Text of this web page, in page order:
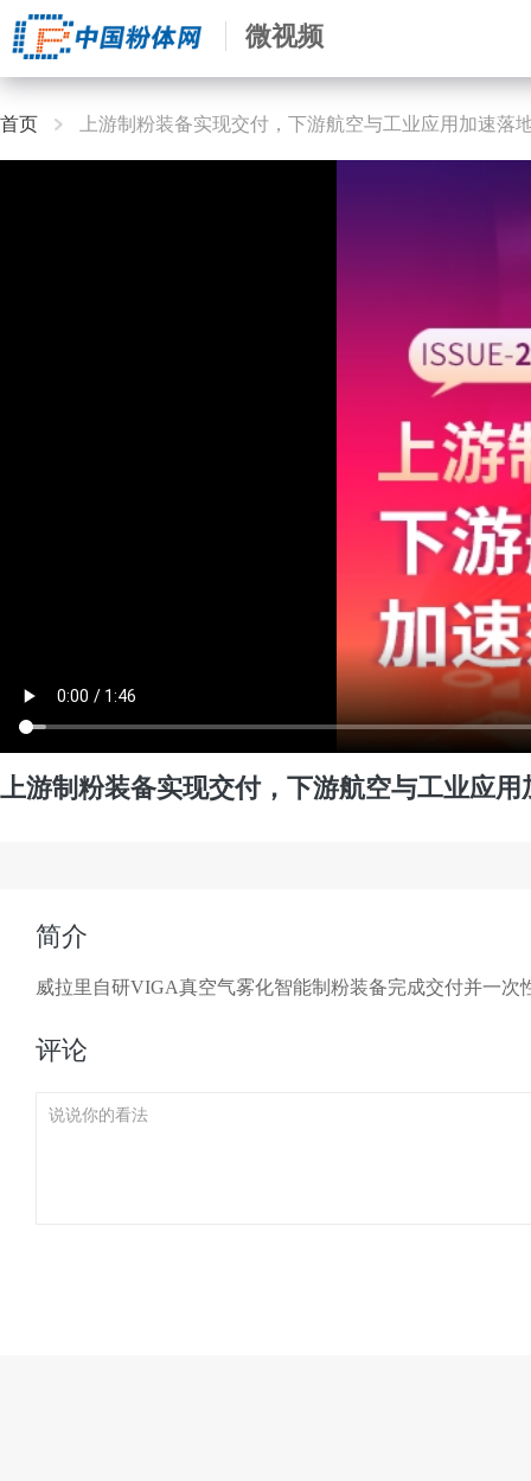
微视频
首页 上游制粉装备实现交付，下游航空与工业应用加速落
上游制粉装备实现交付，下游航空与工业应用
简介
威拉里自研VIGA真空气雾化智能制粉装备完成交付并一次
评论